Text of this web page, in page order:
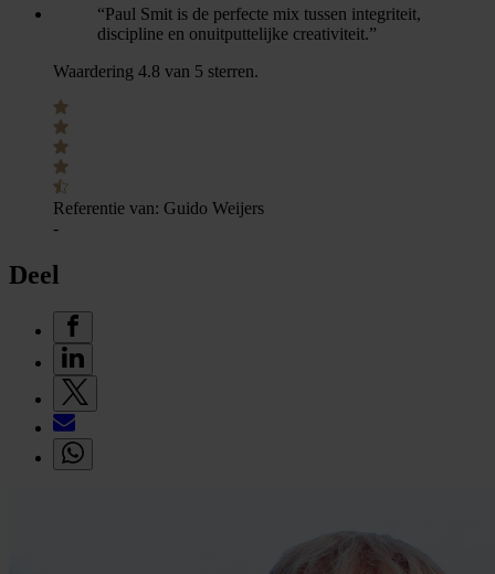
“Paul Smit is de perfecte mix tussen integriteit,
discipline en onuitputtelijke creativiteit.”
Waardering 4.8 van 5 sterren.
Referentie van: Guido Weijers
-
Deel